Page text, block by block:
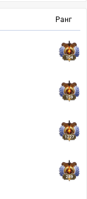
Ранг
104
159
1227
289